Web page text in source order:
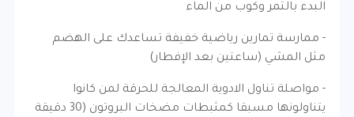
البدء بالتمر وكوب من الماء
- ممارسة تمارين رياضية خفيفة تساعدك على الهضم
مثل المشي (ساعتين بعد الإفطار)
- مواصلة تناول الادوية المعالجة للحرقة لمن كانوا
يتناولونها مسبقا كمثبطات مضخات البروتون (30 دقيقة